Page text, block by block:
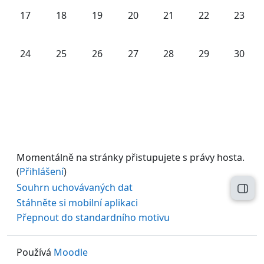
Žádné události, pondělí, 17. června
17 Žádné události, úterý, 18. června
18 Žádné události, středa, 19. června
19 Žádné události, čtvrtek, 20.
20 Žádné události, pátek,
21 Žádné
22 23
Žádné události, pondělí, 24. června
24 Žádné události, úterý, 25. června
25 Žádné události, středa, 26. června
26 Žádné události, čtvrtek, 27.
27 Žádné události, pátek,
28 Žádné
29 30
Momentálně na stránky přistupujete s právy hosta.
(Přihlášení)
Souhrn uchovávaných dat
Stáhněte si mobilní aplikaci
Přepnout do standardního motivu
Používá Moodle